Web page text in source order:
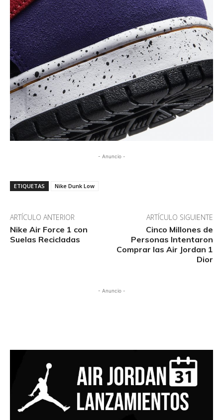
- Anuncio -
ETIQUETAS Nike Dunk Low
ARTÍCULO ANTERIOR
Nike Air Force 1 con
Suelas Recicladas
ARTÍCULO SIGUIENTE
Cinco Millones de
Personas Intentaron
Comprar las Air Jordan 1
Dior
- Anuncio -